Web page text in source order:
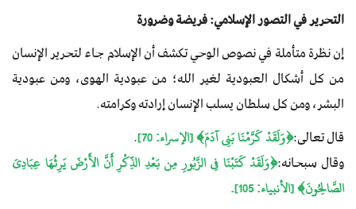
التحرير في التصور الإسلامي: فريضة وضرورة
إن نظرة متأملة في نصوص الوحي تكشف أن الإسلام جاء لتحرير الإنسان
من كل أشكال العبودية لغير الله؛ من عبودية الهوى، ومن عبودية
البشر، ومن كل سلطان يسلب الإنسان إرادته وكرامته.
قال تعالى:﴿وَلَقَدْ كَرَّمْنَا بَنِي آدَمَ﴾ [الإسراء: 70]
.​
وقال سبحانه:﴿وَلَقَدْ كَتَبْنَا فِي الزَّبُورِ مِن بَعْدِ الذِّكْرِ أَنَّ الأَرْضَ يَرِثُهَا عِبَادِيَ
الصَّالِحُونَ﴾ [الأنبياء: 105].